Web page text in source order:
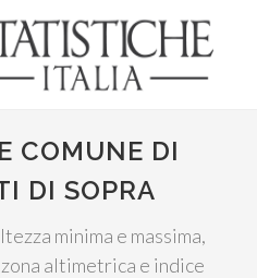
COMUNE DI
DI SOPRA
minima e massima,
altimetrica e indice